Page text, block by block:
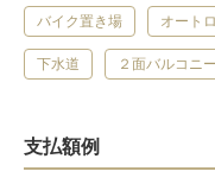
バイク置き場 オート
下水道 ２面バルコニー
支払額例